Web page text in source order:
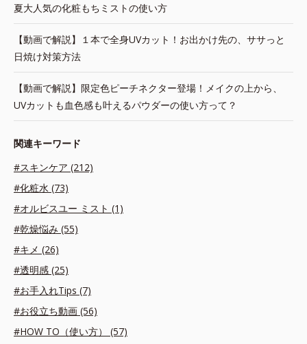
夏大人気の化粧もちミストの使い方
【動画で解説】１本で全身UVカット！お出かけ先の、ササっと
日焼け対策方法
【動画で解説】限定色ピーチネクター登場！メイクの上から、
UVカットも血色感も叶えるパウダーの使い方って？
関連キーワード
#スキンケア (212)
#化粧水 (73)
#オルビスユー ミスト (1)
#乾燥悩み (55)
#キメ (26)
#透明感 (25)
#お手入れTips (7)
#お役立ち動画 (56)
#HOW TO（使い方） (57)